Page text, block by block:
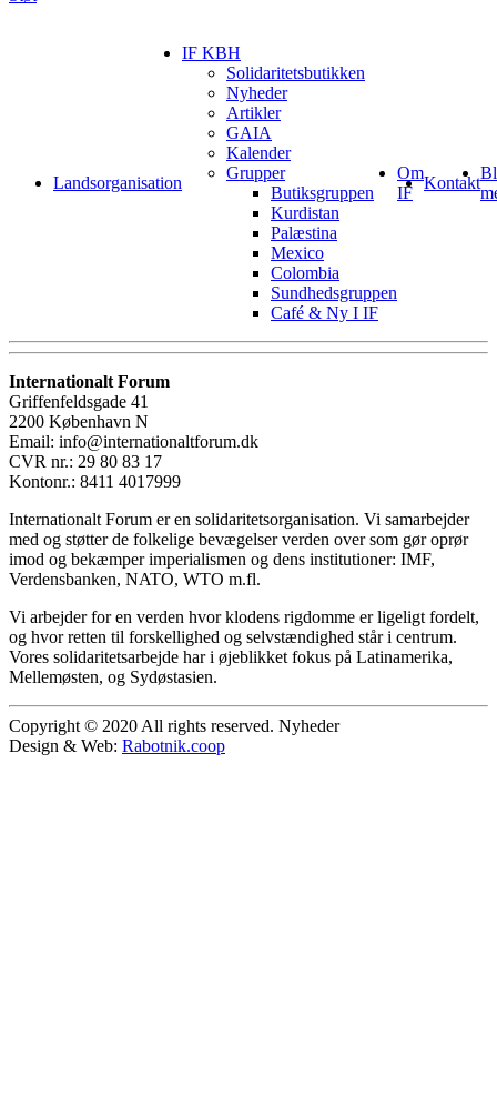
Landsorganisation
IF KBH
Solidaritetsbutikken
Nyheder
Artikler
GAIA
Kalender
Grupper
Butiksgruppen
Kurdistan
Palæstina
Mexico
Colombia
Sundhedsgruppen
Café & Ny I IF
Om
IF
Kontakt
Internationalt Forum
Griffenfeldsgade 41
2200 København N
Email: info@internationaltforum.dk
CVR nr.: 29 80 83 17
Kontonr.: 8411 4017999
Internationalt Forum er en solidaritetsorganisation. Vi samarbejder
med og støtter de folkelige bevægelser verden over som gør oprør
imod og bekæmper imperialismen og dens institutioner: IMF,
Verdensbanken, NATO, WTO m.fl.
Vi arbejder for en verden hvor klodens rigdomme er ligeligt fordelt,
og hvor retten til forskellighed og selvstændighed står i centrum.
Vores solidaritetsarbejde har i øjeblikket fokus på Latinamerika,
Mellemøsten, og Sydøstasien.
Copyright © 2020 All rights reserved. Nyheder
Design & Web: Rabotnik.coop